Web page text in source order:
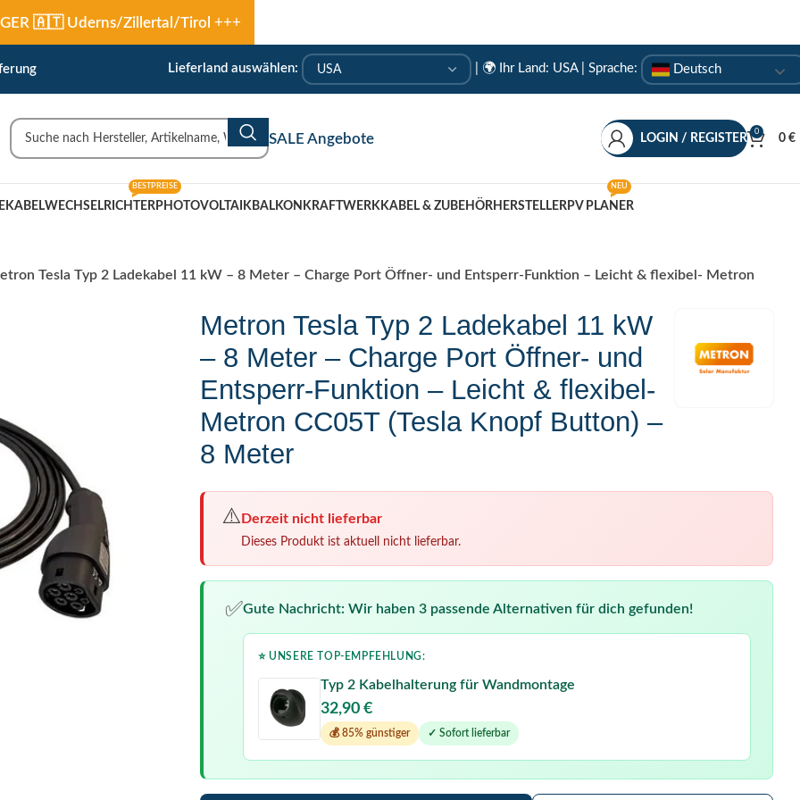
Lieferland auswählen: 🌍 Ihr Land: USA| Sprache: Deutsch
SALE Angebote LOGIN / REGISTER
0
0 €
WECHSELRICHTER
BESTPREISE
PHOTOVOLTAIK BALKONKRAFTWERK KABEL & ZUBEHÖR HERSTELLER PV PLANER
NEU
Tesla Typ 2 Ladekabel 11 kW – 8 Meter – Charge Port Öffner- und Entsperr-Funktion – Leicht & flexibel- Metron
Metron Tesla Typ 2 Ladekabel 11 kW
– 8 Meter – Charge Port Öffner- und
Entsperr-Funktion – Leicht & flexibel-
Metron CC05T (Tesla Knopf Button) –
8 Meter
⚠️ Derzeit nicht lieferbar
Dieses Produkt ist aktuell nicht lieferbar.
✅Gute Nachricht: Wir haben 3 passende Alternativen für dich gefunden!
⭐ UNSERE TOP-EMPFEHLUNG:
Typ 2 Kabelhalterung für Wandmontage
32,90 €
💰 85% günstiger ✓ Sofort lieferbar
🇦🇹 Uderns/Zillertal/Tirol +++